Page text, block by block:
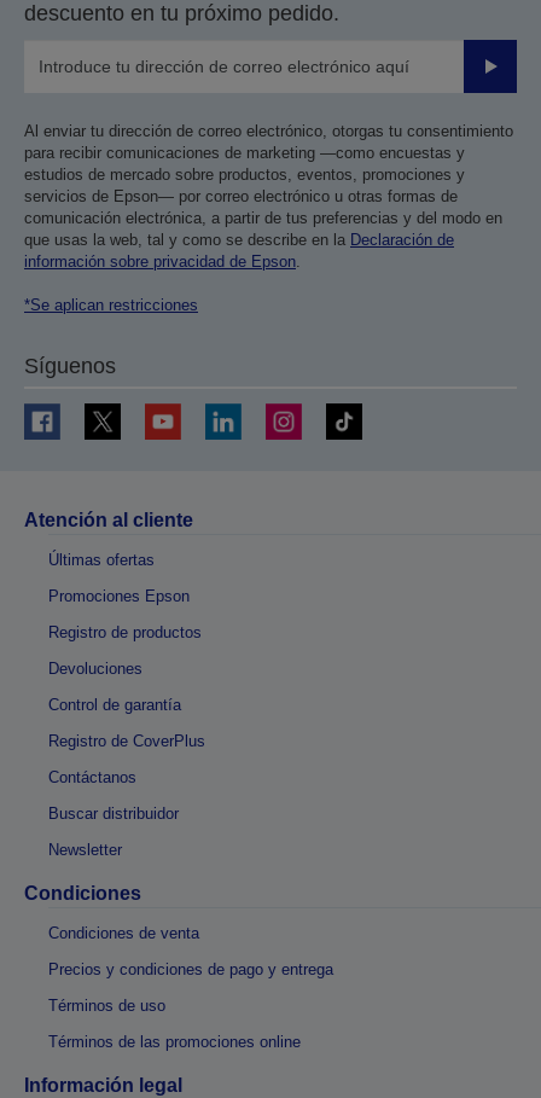
descuento en tu próximo pedido.
Enviar
Al enviar tu dirección de correo electrónico, otorgas tu consentimiento
para recibir comunicaciones de marketing —como encuestas y
estudios de mercado sobre productos, eventos, promociones y
servicios de Epson— por correo electrónico u otras formas de
comunicación electrónica, a partir de tus preferencias y del modo en
que usas la web, tal y como se describe en la Declaración de
información sobre privacidad de Epson.
*Se aplican restricciones
Síguenos
Atención al cliente
Últimas ofertas
Promociones Epson
Registro de productos
Devoluciones
Control de garantía
Registro de CoverPlus
Contáctanos
Buscar distribuidor
Newsletter
Condiciones
Condiciones de venta
Precios y condiciones de pago y entrega
Términos de uso
Términos de las promociones online
Información legal